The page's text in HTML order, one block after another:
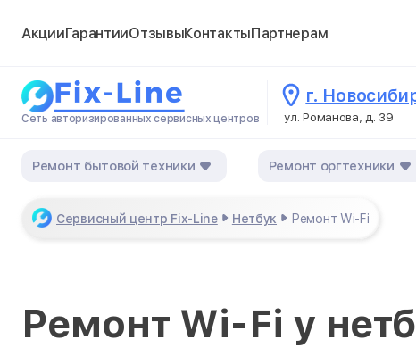
АкцииГарантииОтзывыКонтактыПартнерам
Сеть авторизированных сервисных центров
г.
ул. Романова, д. 39
Ремонт бытовой техники Ремонт оргтехники
Сервисный центр Fix-Line Нетбук Ремонт Wi-Fi
Ремонт Wi-Fi у